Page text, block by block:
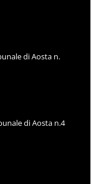
di Aosta n.
di Aosta n.4